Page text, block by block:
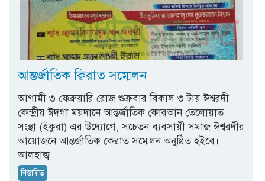
আন্তর্জাতিক ক্বিরাত সম্মেলন
আগামী ৩ ফেব্রুয়ারি রোজ শুক্রবার বিকাল ৩ টায় ঈশ্বরদী
কেন্দ্রীয় ঈদগা ময়দানে আন্তর্জাতিক কোরআন তেলোয়াত
সংস্থা (ইকুরা) এর উদ্যোগে, সচেতন ব্যবসায়ী সমাজ ঈশ্বরদীর
আয়োজনে আন্তর্জাতিক কেরাত সম্মেলন অনুষ্ঠিত হইবে।
আলহাজ্ব
বিস্তারিত